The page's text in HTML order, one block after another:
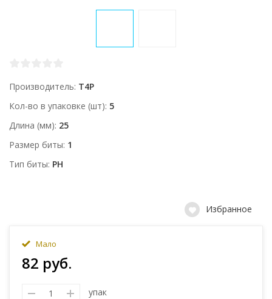
Производитель T4P
Кол-во в упаковке (шт) 5
Длина (мм) 25
Размер биты 1
Тип биты PH
Избранное
Мало
82 руб.
упак